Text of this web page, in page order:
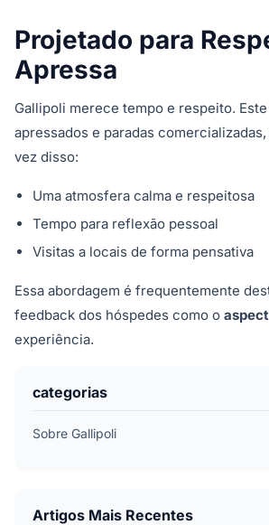
Projetado para
Apressa
Gallipoli merece tempo e respeito.
apressados e paradas
vez disso:
Uma atmosfera calma e respeitosa
Tempo para reflexão pessoal
Visitas a locais de forma pensativa
Essa abordagem é frequentemente
feedback dos hóspedes como o
experiência.
categorias
Sobre Gallipoli
Artigos Mais Recentes